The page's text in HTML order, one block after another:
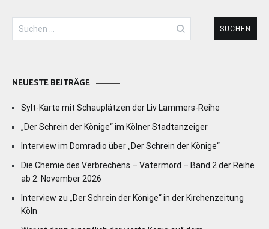
Suchen
nach:
NEUESTE BEITRÄGE
Sylt-Karte mit Schauplätzen der Liv Lammers-Reihe
„Der Schrein der Könige“ im Kölner Stadtanzeiger
Interview im Domradio über „Der Schrein der Könige“
Die Chemie des Verbrechens – Vatermord – Band 2 der Reihe
ab 2. November 2026
Interview zu „Der Schrein der Könige“ in der Kirchenzeitung
Köln